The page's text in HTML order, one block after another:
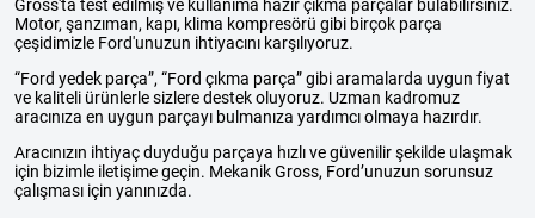
Gross'ta test edilmiş ve kullanıma hazır çıkma parçalar bulabilirsiniz.
Motor, şanzıman, kapı, klima kompresörü gibi birçok parça
çeşidimizle Ford'unuzun ihtiyacını karşılıyoruz.
“Ford yedek parça”, “Ford çıkma parça” gibi aramalarda uygun fiyat
ve kaliteli ürünlerle sizlere destek oluyoruz. Uzman kadromuz
aracınıza en uygun parçayı bulmanıza yardımcı olmaya hazırdır.
Aracınızın ihtiyaç duyduğu parçaya hızlı ve güvenilir şekilde ulaşmak
için bizimle iletişime geçin. Mekanik Gross, Ford’unuzun sorunsuz
çalışması için yanınızda.